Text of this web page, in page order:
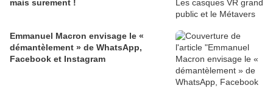
mais surement !
Emmanuel Macron envisage le «
démantèlement » de WhatsApp,
Facebook et Instagram